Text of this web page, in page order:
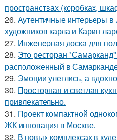
пространствах (коробках,
26. Аутентичные интерьеры
художников карла и Карин
27. Инжeнepная доска для
28. Это ресторан
расположенный в
29. Эмоции улеглись, а
30. Просторная и светлая
привлекательно.
31. Проект компактной
ЖК инновация в Москве.
32. В новых комплексах в